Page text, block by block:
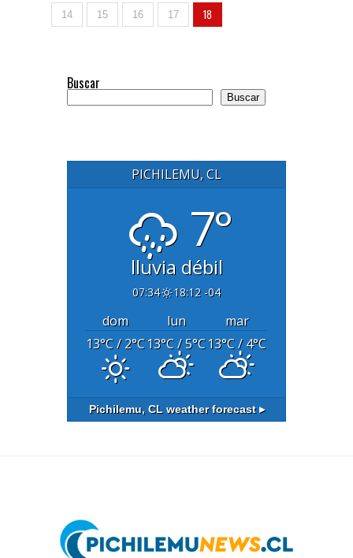
14 15 16 17 18
Buscar
Buscar
PICHILEMU, CL
7°
lluvia débil
07:34 18:12 -04
dom lun
mar
13°C/ 2°C13°C/ 5°C13°C/ 4°C
Pichilemu, CLweather forecast ▸